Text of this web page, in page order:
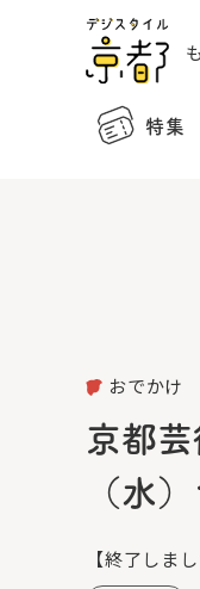
特集
おでかけ
京都
（水
【終了しまし